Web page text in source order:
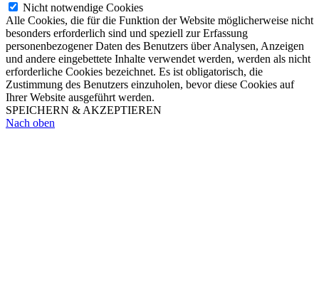
Nicht notwendige Cookies
Alle Cookies, die für die Funktion der Website möglicherweise nicht
besonders erforderlich sind und speziell zur Erfassung
personenbezogener Daten des Benutzers über Analysen, Anzeigen
und andere eingebettete Inhalte verwendet werden, werden als nicht
erforderliche Cookies bezeichnet. Es ist obligatorisch, die
Zustimmung des Benutzers einzuholen, bevor diese Cookies auf
Ihrer Website ausgeführt werden.
SPEICHERN & AKZEPTIEREN
Nach oben